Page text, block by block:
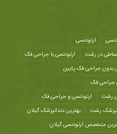
ارتودنسی
در رشت
ارتودنسی با جراحی فک
بدون جراحی فک پایین
جراحی فک
رشت
ارتودنسی و جراحی فک
رشت
بهترین دندانپزشک گیلان
متخصص ارتودنسی گیلان